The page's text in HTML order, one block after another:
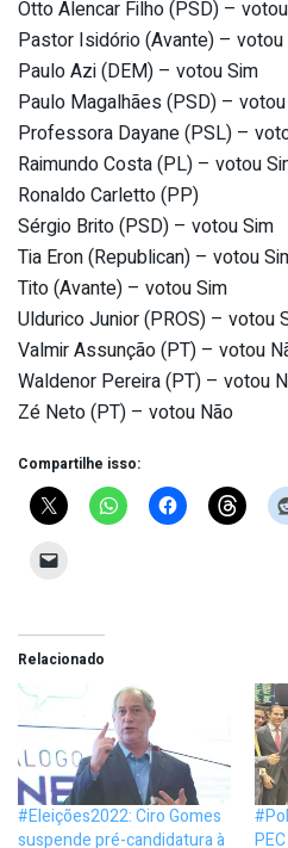
Otto Alencar Filho (PSD) –
Pastor Isidório (Avante) – votou
Paulo Azi (DEM) – votou Sim
Paulo Magalhães (PSD) –
Professora Dayane (PSL) –
Raimundo Costa (PL) – votou
Ronaldo Carletto (PP)
Sérgio Brito (PSD) – votou Sim
Tia Eron (Republican) – votou
Tito (Avante) – votou Sim
Uldurico Junior (PROS) – votou
Valmir Assunção (PT) – votou
Waldenor Pereira (PT) – votou
Zé Neto (PT) – votou Não
Compartilhe isso:
Relacionado
#Eleições2022: Ciro Gomes
suspende pré-candidatura à